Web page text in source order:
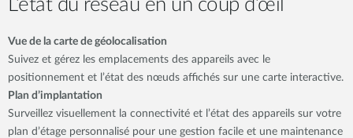
L’état du réseau en un coup d’œil
Vue de la carte de géolocalisation
Suivez et gérez les emplacements des appareils avec le
positionnement et l’état des nœuds affichés sur une carte interactive.
Plan d’implantation
Surveillez visuellement la connectivité et l’état des appareils sur votre
plan d’étage personnalisé pour une gestion facile et une maintenance